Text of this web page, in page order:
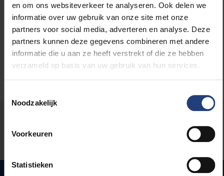
en om ons websiteverkeer te analyseren. Ook delen we
informatie over uw gebruik van onze site met onze
partners voor social media, adverteren en analyse. Deze
partners kunnen deze gegevens combineren met andere
informatie die u aan ze heeft verstrekt of die ze hebben
verzameld op basis van uw gebruik van hun services.
Noodzakelijk
Voorkeuren
Statistieken